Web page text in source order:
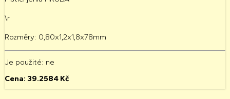
\r
Rozměry: 0,80x1,2x1,8x78mm
Je použité: ne
Cena: 39.2584Kč